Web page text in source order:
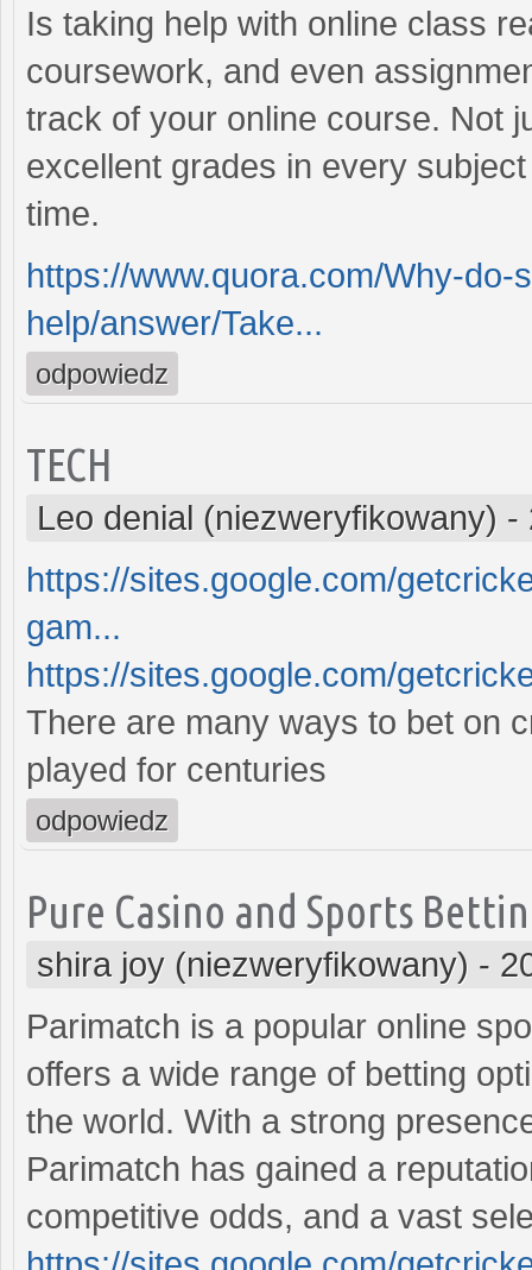
Is taking help with online class
coursework, and even
track of your online course. Not
excellent grades in every
time.
https://www.quora.com/Why-
help/answer/Take...
odpowiedz
TECH
Leo denial (niezweryfikowany) -
https://sites.google.com/
gam...
https://sites.google.com/
There are many ways to bet on
played for centuries
odpowiedz
Pure Casino and Sports
shira joy (niezweryfikowany) -
Parimatch is a popular online
offers a wide range of betting
the world. With a strong
Parimatch has gained a
competitive odds, and a vast